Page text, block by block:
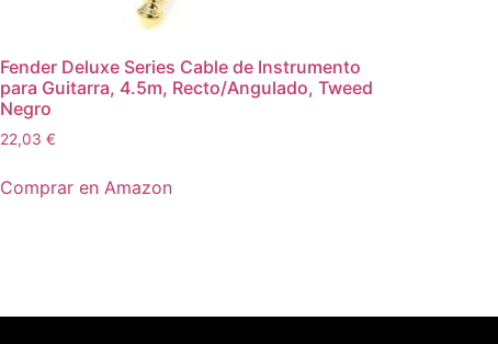
Fender Deluxe Series Cable de Instrumento
para Guitarra, 4.5m, Recto/Angulado, Tweed
Negro
22,03 €
Comprar en Amazon